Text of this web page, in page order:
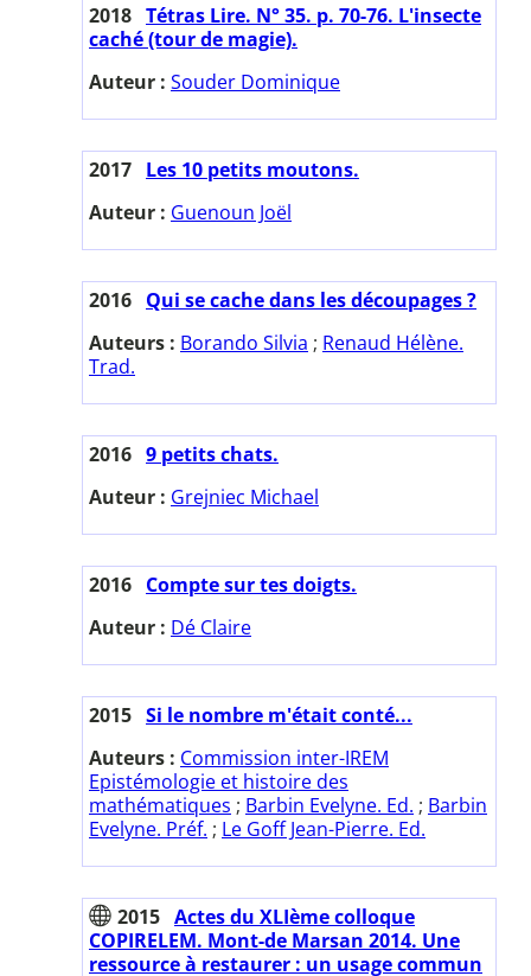
2018 Tétras Lire. N° 35. p. 70-76. L'insecte
caché (tour de magie).
Auteur : Souder Dominique
2017 Les 10 petits moutons.
Auteur : Guenoun Joël
2016 Qui se cache dans les découpages ?
Auteurs : Borando Silvia ; Renaud Hélène.
Trad.
2016 9 petits chats.
Auteur : Grejniec Michael
2016 Compte sur tes doigts.
Auteur : Dé Claire
2015 Si le nombre m'était conté...
Auteurs : Commission inter-IREM
Epistémologie et histoire des
mathématiques ; Barbin Evelyne. Ed. ; Barbin
Evelyne. Préf. ; Le Goff Jean-Pierre. Ed.
2015 Actes du XLIème colloque
COPIRELEM. Mont-de Marsan 2014. Une
ressource à restaurer : un usage commun